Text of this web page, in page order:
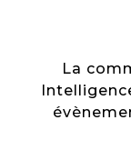
La